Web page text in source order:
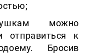
можно
отправиться к
Бросив